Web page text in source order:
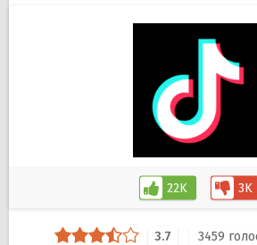
22K 3K
3.7 3459